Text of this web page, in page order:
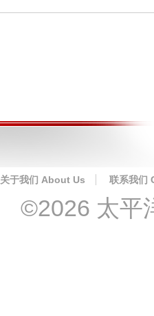
关于我们 About Us 联系我们
©2026 太平